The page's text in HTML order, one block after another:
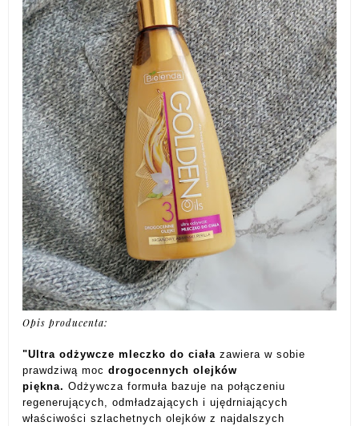
Opis producenta:
"Ultra odżywcze mleczko do ciała zawiera w sobie
prawdziwą mocdrogocennych olejków
piękna. Odżywcza formuła bazuje na połączeniu
regenerujących, odmładzających i ujędrniających
właściwości szlachetnych olejków z najdalszych